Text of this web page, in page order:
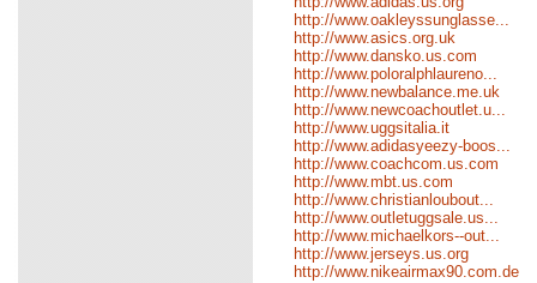
http://www.oakleyssunglasse...
http://www.asics.org.uk
http://www.dansko.us.com
http://www.poloralphlaureno...
http://www.newbalance.me.uk
http://www.newcoachoutlet.u...
http://www.uggsitalia.it
http://www.adidasyeezy-boos...
http://www.coachcom.us.com
http://www.mbt.us.com
http://www.christianloubout...
http://www.outletuggsale.us...
http://www.michaelkors--out...
http://www.jerseys.us.org
http://www.nikeairmax90.com.de